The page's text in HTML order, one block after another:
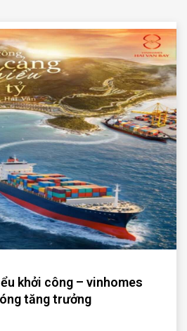
khởi công – vinhomes
tăng trưởng